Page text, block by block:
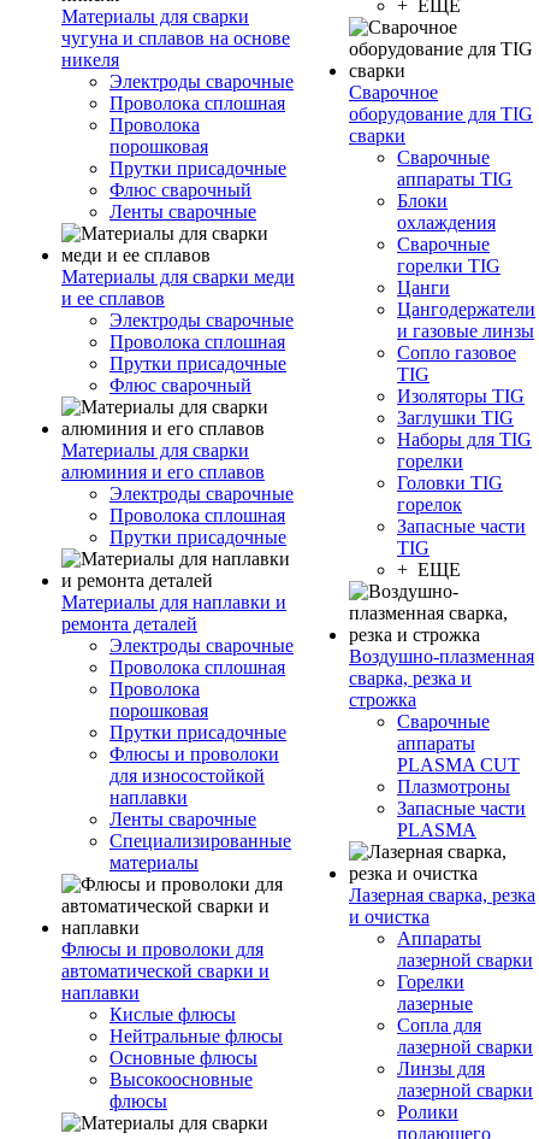
Материалы для сварки
чугуна и сплавов на основе
никеля
Электроды сварочные
Проволока сплошная
Проволока
порошковая
Прутки присадочные
Флюс сварочный
Ленты сварочные
Материалы для сварки меди
и ее сплавов
Электроды сварочные
Проволока сплошная
Прутки присадочные
Флюс сварочный
Материалы для сварки
алюминия и его сплавов
Электроды сварочные
Проволока сплошная
Прутки присадочные
Материалы для наплавки и
ремонта деталей
Электроды сварочные
Проволока сплошная
Проволока
порошковая
Прутки присадочные
Флюсы и проволоки
для износостойкой
наплавки
Ленты сварочные
Специализированные
материалы
Флюсы и проволоки для
автоматической сварки и
наплавки
Кислые флюсы
Нейтральные флюсы
Основные флюсы
Высокоосновные
флюсы
+ ЕЩЕ
Сварочное
оборудование для TIG
сварки
Сварочные
аппараты TIG
Блоки
охлаждения
Сварочные
горелки TIG
Цанги
Цангодержатели
и газовые линзы
Сопло газовое
TIG
Изоляторы TIG
Заглушки TIG
Наборы для TIG
горелки
Головки TIG
горелок
Запасные части
TIG
+ ЕЩЕ
Воздушно-плазменная
сварка, резка и
строжка
Сварочные
аппараты
PLASMA CUT
Плазмотроны
Запасные части
PLASMA
Лазерная сварка, резка
и очистка
Аппараты
лазерной сварки
Горелки
лазерные
Сопла для
лазерной сварки
Линзы для
лазерной сварки
Ролики
подающего